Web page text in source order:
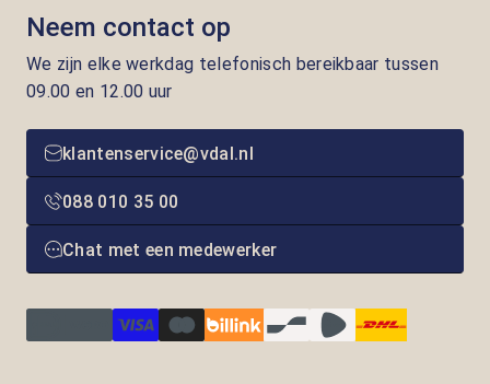
Neem contact op
We zijn elke werkdag telefonisch bereikbaar tussen
09.00 en 12.00 uur
klantenservice@vdal.nl
088 010 35 00
Chat met een medewerker